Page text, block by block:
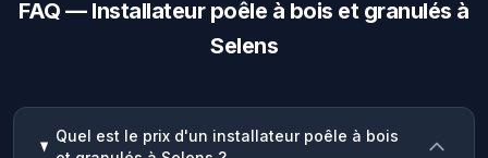
FAQ — Installateur poêle à bois et granulés à
Selens
Quel est le prix d'un installateur poêle à bois